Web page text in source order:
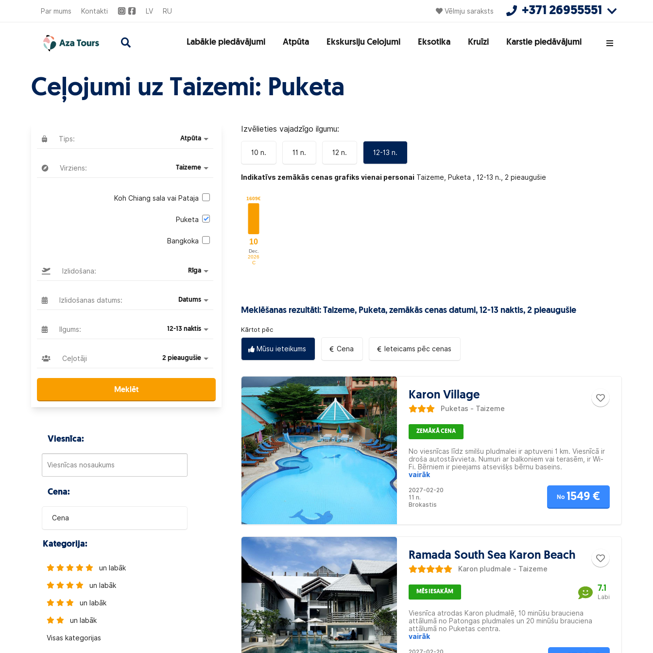
Par mums Kontakti LV RU Vēlmju saraksts +371 26955551
Labākie piedāvājumi Atpūta Ekskursiju Celojumi Eksotika Kruīzi Karstie piedāvājumi
Ceļojumi uz Taizemi: Puketa
Tips: Atpūta
Virziens: Taizeme
Koh Chiang sala vai Pataja
Puketa
Bangkoka
Izlidošana: Rīga
Izlidošanas datums: Datums
Ilgums: 12-13 naktis
Ceļotāji 2 pieaugušie
Meklēt
Viesnīca:
Cena:
Cena
Kategorija:
un labāk
un labāk
un labāk
un labāk
Visas kategorijas
Izvēlieties vajadzīgo ilgumu:
10 n. 11 n. 12 n. 12-13 n.
Indikatīvs zemākās cenas grafiks vienai personai Taizeme, Puketa , 12-13 n., 2 pieaugušie
Meklēšanas rezultāti: Taizeme, Puketa, zemākās cenas datumi, 12-13 naktis, 2 pieaugušie
Kārtot pēc
Mūsu ieteikums Cena Ieteicams pēc cenas
Karon Village
Puketas - Taizeme
ZEMĀKĀ CENA
No viesnīcas līdz smilšu pludmalei ir aptuveni 1 km. Viesnīcā ir
droša autostāvvieta. Numuri ar balkoniem vai terasēm, ir Wi-
Fi. Bērniem ir pieejams atsevišķs bērnu baseins.
vairāk
2027-02-20
11 n.
Brokastis
No 1549 €
Ramada South Sea Karon Beach
Karon pludmale - Taizeme
MĒS IESAKĀM 7.1
Labi
Viesnīca atrodas Karon pludmalē, 10 minūšu brauciena
attālumā no Patongas pludmales un 20 minūšu brauciena
attālumā no Puketas centra.
vairāk
2027-02-20